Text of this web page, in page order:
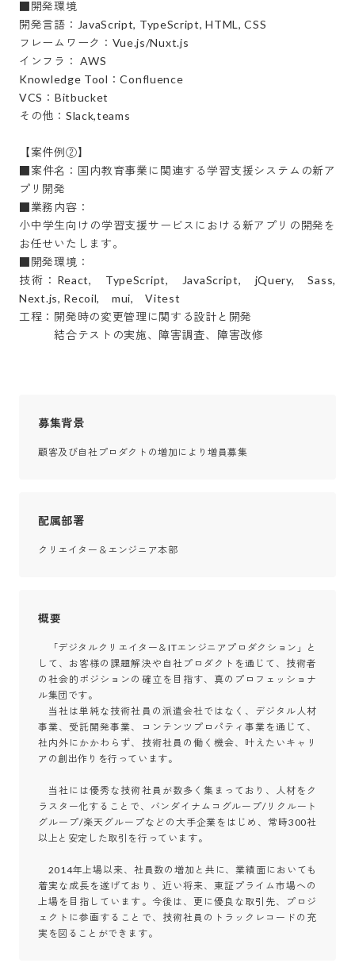
■開発環境
開発言語：JavaScript, TypeScript, HTML, CSS
フレームワーク：Vue.js/Nuxt.js
インフラ： AWS
Knowledge Tool：Confluence
VCS：Bitbucket
その他：Slack,teams
【案件例②】
■案件名：国内教育事業に関連する学習支援システムの新ア
プリ開発
■業務内容：
小中学生向けの学習支援サービスにおける新アプリの開発を
お任せいたします。
■開発環境：
技術：React,　TypeScript,　JavaScript,　jQuery,　Sass,
Next.js, Recoil,　mui,　Vitest
工程：開発時の変更管理に関する設計と開発
結合テストの実施、障害調査、障害改修
募集背景
顧客及び自社プロダクトの増加により増員募集
配属部署
クリエイター＆エンジニア本部
概要
「デジタルクリエイター＆ITエンジニアプロダクション」と
して、お客様の課題解決や自社プロダクトを通じて、技術者
の社会的ポジションの確立を目指す、真のプロフェッショナ
ル集団です。
当社は単純な技術社員の派遣会社ではなく、デジタル人材
事業、受託開発事業、コンテンツプロパティ事業を通じて、
社内外にかかわらず、技術社員の働く機会、叶えたいキャリ
アの創出作りを行っています。
当社には優秀な技術社員が数多く集まっており、人材をク
ラスター化することで、バンダイナムコグループ/リクルート
グループ/楽天グループなどの大手企業をはじめ、常時300社
以上と安定した取引を行っています。
2014年上場以来、社員数の増加と共に、業績面においても
着実な成長を遂げており、近い将来、東証プライム市場への
上場を目指しています。今後は、更に優良な取引先、プロジ
ェクトに参画することで、技術社員のトラックレコードの充
実を図ることができます。